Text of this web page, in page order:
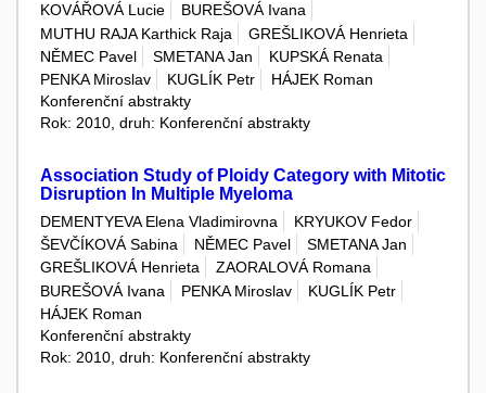
KOVÁŘOVÁ Lucie
BUREŠOVÁ Ivana
MUTHU RAJA Karthick Raja
GREŠLIKOVÁ Henrieta
NĚMEC Pavel
SMETANA Jan
KUPSKÁ Renata
PENKA Miroslav
KUGLÍK Petr
HÁJEK Roman
Konferenční abstrakty
Rok: 2010, druh: Konferenční abstrakty
Association Study of Ploidy Category with Mitotic
Disruption In Multiple Myeloma
DEMENTYEVA Elena Vladimirovna
KRYUKOV Fedor
ŠEVČÍKOVÁ Sabina
NĚMEC Pavel
SMETANA Jan
GREŠLIKOVÁ Henrieta
ZAORALOVÁ Romana
BUREŠOVÁ Ivana
PENKA Miroslav
KUGLÍK Petr
HÁJEK Roman
Konferenční abstrakty
Rok: 2010, druh: Konferenční abstrakty